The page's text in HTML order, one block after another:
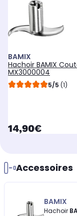
BAMIX
Hachoir BAMIX
MX3000004
5/5 (1)
currentPrice
14,90€
Accessoires
BAMIX
Hachoir